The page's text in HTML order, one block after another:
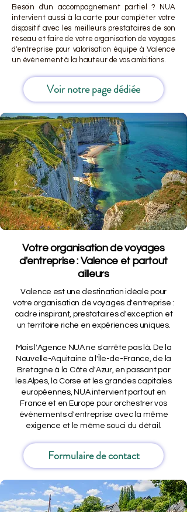
Besoin d'un accompagnement partiel ? NUA
intervient aussi à la carte pour compléter votre
dispositif avec les meilleurs prestataires de son
réseau et faire de votre organisation de voyages
d'entreprise pour valorisation équipe à Valence
un événement à la hauteur de vos ambitions.
Voir notre page dédiée
Votre organisation de voyages
d'entreprise : Valence et partout
ailleurs
Valence est une destination idéale pour
votre organisation de voyages d'entreprise :
cadre inspirant, prestataires d'exception et
un territoire riche en expériences uniques.
Mais l'Agence NUA ne s'arrête pas là. De la
Nouvelle-Aquitaine à l'Île-de-France, de la
Bretagne à la Côte d'Azur, en passant par
les Alpes, la Corse et les grandes capitales
européennes, NUA intervient partout en
France et en Europe pour orchestrer vos
événements d'entreprise avec la même
exigence et le même souci du détail.
Formulaire de contact